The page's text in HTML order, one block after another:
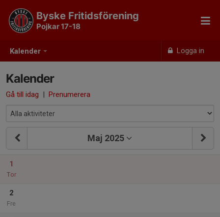
Kalender Logga in
Byske Fritidsförening
Pojkar 17-18
Kalender
Gå till idag | Prenumerera
Maj 2025
1
Tor
2
Fre